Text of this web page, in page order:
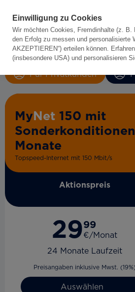
Für Privatkunden
MyNet 150 mit
Monate
Topspeed-Internet mit 150 Mbit/s
Aktionspreis
2999
€/Monat
24 Monate Laufzeit
Preisangaben inklusive Mwst.
Auswählen
Einwilligung zu Cookies
Wir möchten Cookies, Fremdinhalte (z.
den Erfolg zu messen und personalisierte
AKZEPTIEREN“) erteilen können.
(insbesondere USA) und personalisieren